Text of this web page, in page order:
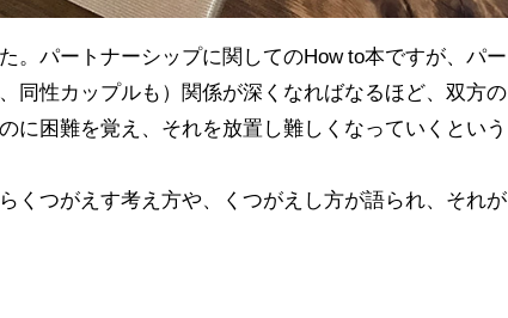
。パートナーシップに関してのHow to本ですが、パー
同性カップルも）関係が深くなればなるほど、双方の
に困難を覚え、それを放置し難しくなっていくという
くつがえす考え方や、くつがえし方が語られ、それが